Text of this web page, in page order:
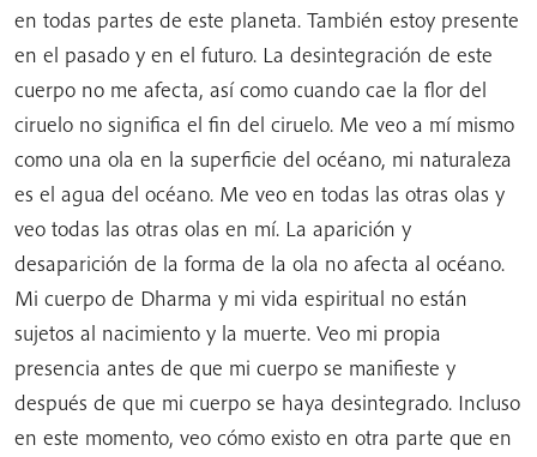
en todas partes de este planeta. También estoy presente
en el pasado y en el futuro. La desintegración de este
cuerpo no me afecta, así como cuando cae la flor del
ciruelo no significa el fin del ciruelo. Me veo a mí mismo
como una ola en la superficie del océano, mi naturaleza
es el agua del océano. Me veo en todas las otras olas y
veo todas las otras olas en mí. La aparición y
desaparición de la forma de la ola no afecta al océano.
Mi cuerpo de Dharma y mi vida espiritual no están
sujetos al nacimiento y la muerte. Veo mi propia
presencia antes de que mi cuerpo se manifieste y
después de que mi cuerpo se haya desintegrado. Incluso
en este momento, veo cómo existo en otra parte que en